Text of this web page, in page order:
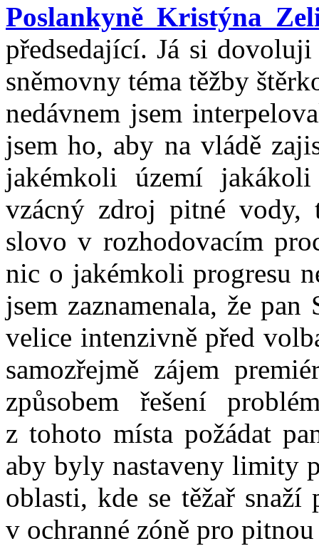
Poslankyně Kristýna
předsedající. Já si
sněmovny téma těžby
nedávnem jsem
jsem ho, aby na vládě
jakémkoli území
vzácný zdroj pitné
slovo v rozhodovacím
nic o jakémkoli progresu
jsem zaznamenala, že
velice intenzivně před
samozřejmě zájem
způsobem řešení
z tohoto místa požádat
aby byly nastaveny limity
oblasti, kde se těžař
v ochranné zóně pro